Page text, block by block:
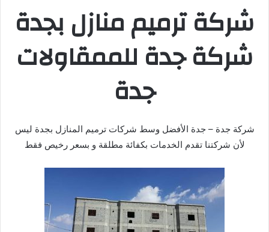
شركة ترميم منازل بجدة
شركة جدة للممقاولات
جدة
شركة جدة – جدة الأفضل وسط شركات ترميم المنازل بجدة ليس
لأن شركتنا تقدم الخدمات بكفائة مطلقة و بسعر رخيص فقط